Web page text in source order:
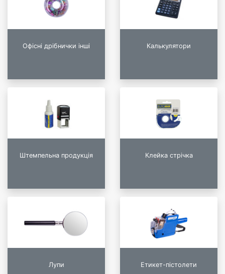
Офісні дрібнички інші Калькулятори
Штемпельна продукція Клейка стрічка
Лупи Етикет-пістолети